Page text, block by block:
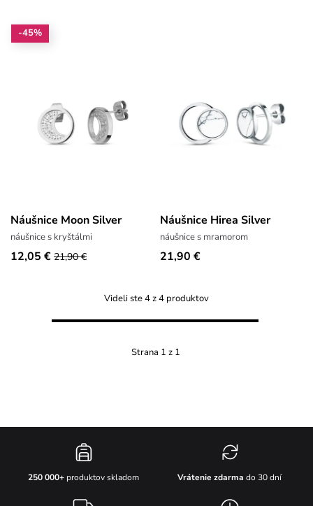
-45%
Náušnice Moon Silver
náušnice s kryštálmi
12,05 € 21,90 €
Náušnice Hirea Silver
náušnice s mramorom
21,90 €
Videli ste 4 z 4 produktov
Strana 1 z 1
250 000+ produktov skladom Vrátenie zdarma do 30 dní